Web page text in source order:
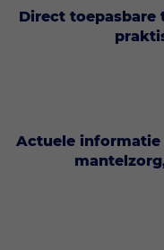
Direct
Actuele informatie